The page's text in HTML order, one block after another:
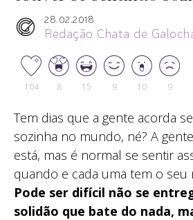
28.02.2018
Redação Chata de
104 8 15 9 10 9
Tem dias que a gente acorda
sozinha no mundo, né? A
está, mas é normal se sentir
quando e cada uma tem o seu
Pode ser difícil não se
solidão que bate do nada,